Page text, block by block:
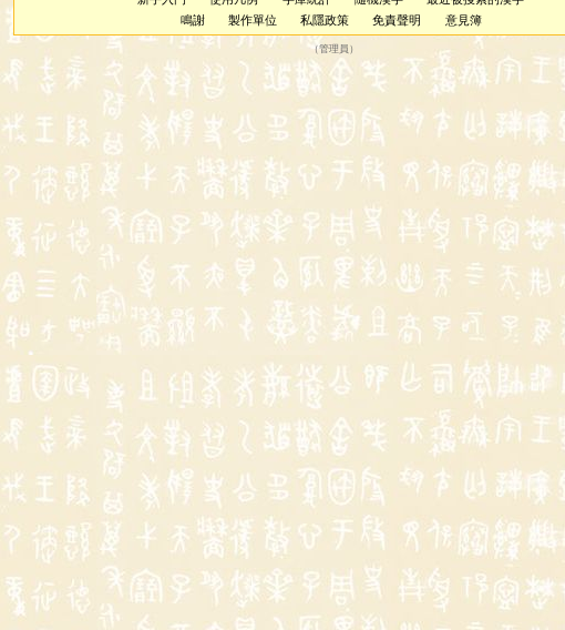
鳴謝
製作單位 私隱政策 免責聲明 意見簿
（管理員 ）